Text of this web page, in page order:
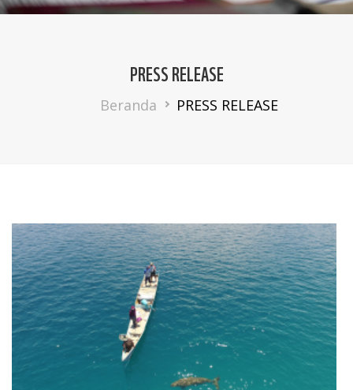
PRESS RELEASE
Breadcrumb
Beranda PRESS RELEASE